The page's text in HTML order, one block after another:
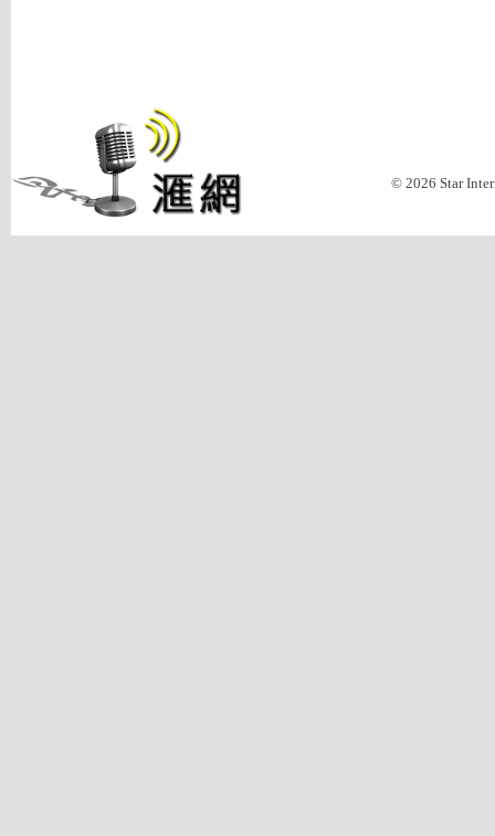
© 2026 Star